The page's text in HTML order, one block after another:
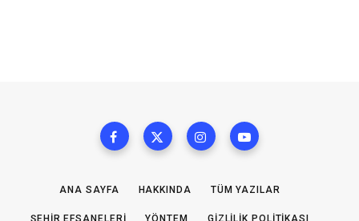
ANA SAYFA HAKKINDA TÜM YAZILAR
ŞEHIR EFSANELERI YÖNTEM GIZLILIK POLITIKASI